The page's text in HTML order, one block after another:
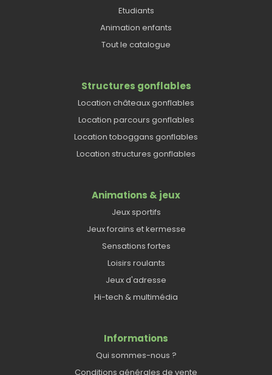
Etudiants
Animation enfants
Tout le catalogue
Structures gonflables
Location châteaux gonflables
Location parcours gonflables
Location toboggans gonflables
Location structures gonflables
Animations & jeux
Jeux sportifs
Jeux forains et kermesse
Sensations fortes
Loisirs roulants
Jeux d'adresse
Hi-tech & multimédia
Informations
Qui sommes-nous ?
Conditions générales de vente